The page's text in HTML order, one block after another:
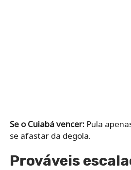
Se o Cuiabá vencer: Pula
se afastar da degola.
Prováveis